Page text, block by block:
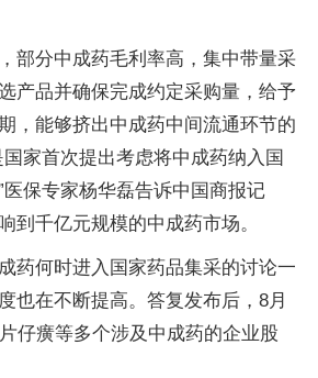
部分中成药毛利率高，集中带量采
产品并确保完成约定采购量，给予
，能够挤出中成药中间流通环节的
家首次提出考虑将中成药纳入国
医保专家杨华磊告诉中国商报记
到千亿元规模的中成药市场。
药何时进入国家药品集采的讨论一
也在不断提高。答复发布后，8月
仔癀等多个涉及中成药的企业股